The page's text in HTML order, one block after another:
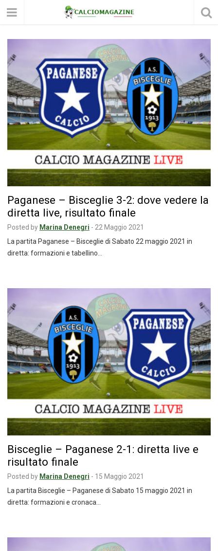
Paganese – Bisceglie 3-2: dove vedere la
diretta live, risultato finale
Posted by Marina Denegri - 22 Maggio 2021
La partita Paganese – Bisceglie di Sabato 22 maggio 2021 in
diretta: formazioni e tabellino…
Bisceglie – Paganese 2-1: diretta live e
risultato finale
Posted by Marina Denegri - 15 Maggio 2021
La partita Bisceglie – Paganese di Sabato 15 maggio 2021 in
diretta: formazioni e cronaca…